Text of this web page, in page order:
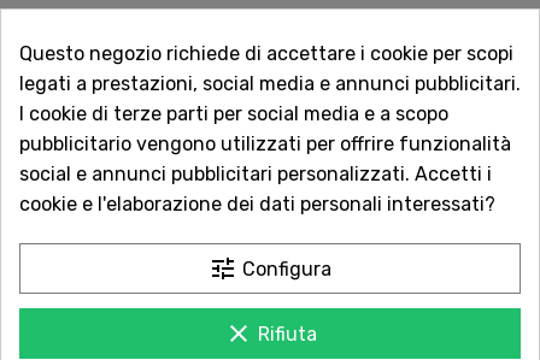
AGGIUNGI AL CARRELLO
Non disponibile
Vuoi essere avvisato quando torna disponibile?
Inserisci la tua email.
Questo negozio richiede di accettare i cookie per scopi
legati a prestazioni, social media e annunci pubblicitari.
I cookie di terze parti per social media e a scopo
pubblicitario vengono utilizzati per offrire funzionalità
social e annunci pubblicitari personalizzati. Accetti i
cookie e l'elaborazione dei dati personali interessati?
tune Configura
clear Rifiuta